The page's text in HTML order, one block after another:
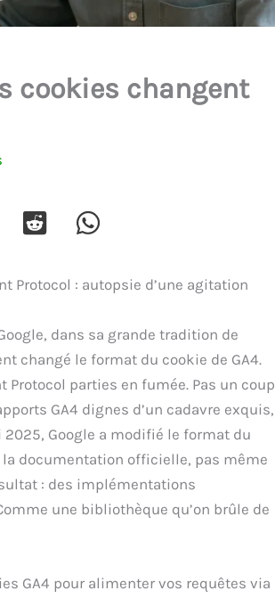
cookies changent
Protocol : autopsie d’une agitation
dans sa grande tradition de
changé le format du cookie de GA4.
parties en fumée. Pas un coup
GA4 dignes d’un cadavre exquis,
Google a modifié le format du
la documentation officielle, pas même
: des implémentations
une bibliothèque qu’on brûle de
GA4 pour alimenter vos requêtes via